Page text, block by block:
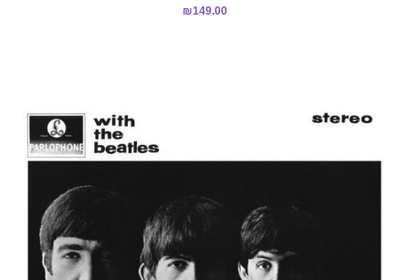
₪149.00